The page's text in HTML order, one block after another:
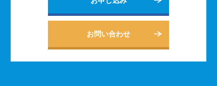
個人でのご利用から法人向けの複数台のご利用まで、お客
様の用途に合わせた様々な利用方法を提案できるデッセの
お問い合わせ